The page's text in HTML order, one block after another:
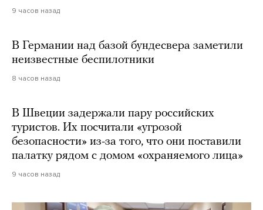
9 часов назад
В Германии над базой бундесвера заметили
неизвестные беспилотники
8 часов назад
В Швеции задержали пару российских
туристов. Их посчитали «угрозой
безопасности» из-за того, что они поставили
палатку рядом с домом «охраняемого лица»
9 часов назад